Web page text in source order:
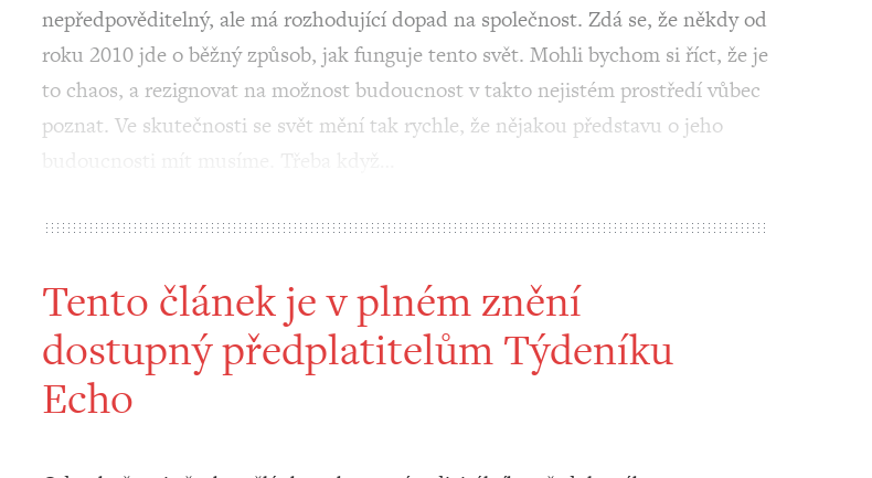
nepředpověditelný, ale má rozhodující dopad na společnost. Zdá se, že někdy od
roku 2010 jde o běžný způsob, jak funguje tento svět. Mohli bychom si říct, že je
to chaos, a rezignovat na možnost budoucnost v takto nejistém prostředí vůbec
poznat. Ve skutečnosti se svět mění tak rychle, že nějakou představu o jeho
Tento článek je v plném znění
dostupný předplatitelům Týdeníku
Echo